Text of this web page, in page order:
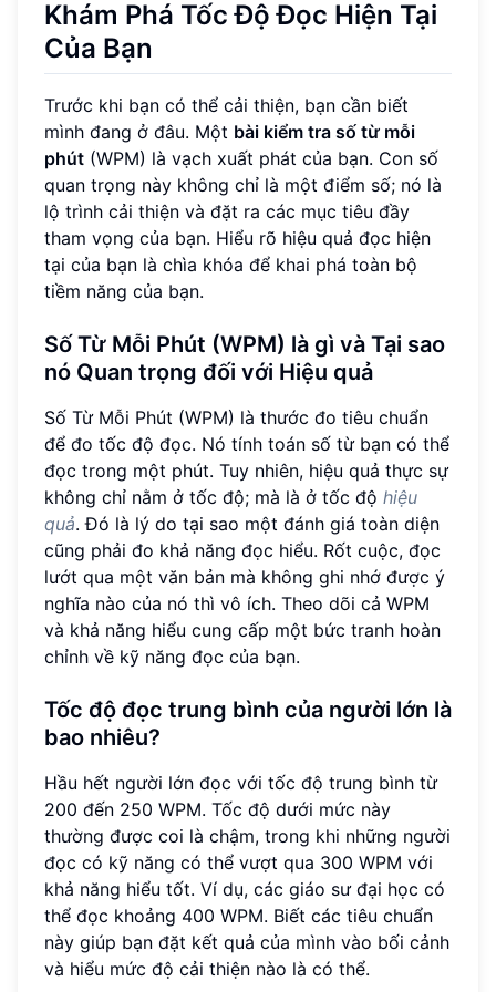
Khám Phá Tốc Độ Đọc Hiện Tại
Của Bạn
Trước khi bạn có thể cải thiện, bạn cần biết
mình đang ở đâu. Một bài kiểm tra số từ mỗi
phút (WPM) là vạch xuất phát của bạn. Con số
quan trọng này không chỉ là một điểm số; nó là
lộ trình cải thiện và đặt ra các mục tiêu đầy
tham vọng của bạn. Hiểu rõ hiệu quả đọc hiện
tại của bạn là chìa khóa để khai phá toàn bộ
tiềm năng của bạn.
Số Từ Mỗi Phút (WPM) là gì và Tại sao
nó Quan trọng đối với Hiệu quả
Số Từ Mỗi Phút (WPM) là thước đo tiêu chuẩn
để đo tốc độ đọc. Nó tính toán số từ bạn có thể
đọc trong một phút. Tuy nhiên, hiệu quả thực sự
không chỉ nằm ở tốc độ; mà là ở tốc độ hiệu
quả. Đó là lý do tại sao một đánh giá toàn diện
cũng phải đo khả năng đọc hiểu. Rốt cuộc, đọc
lướt qua một văn bản mà không ghi nhớ được ý
nghĩa nào của nó thì vô ích. Theo dõi cả WPM
và khả năng hiểu cung cấp một bức tranh hoàn
chỉnh về kỹ năng đọc của bạn.
Tốc độ đọc trung bình của người lớn là
bao nhiêu?
Hầu hết người lớn đọc với tốc độ trung bình từ
200 đến 250 WPM. Tốc độ dưới mức này
thường được coi là chậm, trong khi những người
đọc có kỹ năng có thể vượt qua 300 WPM với
khả năng hiểu tốt. Ví dụ, các giáo sư đại học có
thể đọc khoảng 400 WPM. Biết các tiêu chuẩn
này giúp bạn đặt kết quả của mình vào bối cảnh
và hiểu mức độ cải thiện nào là có thể.